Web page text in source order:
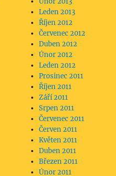
Leden 2013
Říjen 2012
Červenec 2012
Duben 2012
Únor 2012
Leden 2012
Prosinec 2011
Říjen 2011
Září 2011
Srpen 2011
Červenec 2011
Červen 2011
Květen 2011
Duben 2011
Březen 2011
Únor 2011